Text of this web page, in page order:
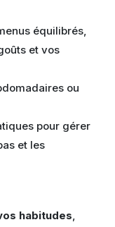
équilibrés,
et vos
ou
pour gérer
et les
habitudes,